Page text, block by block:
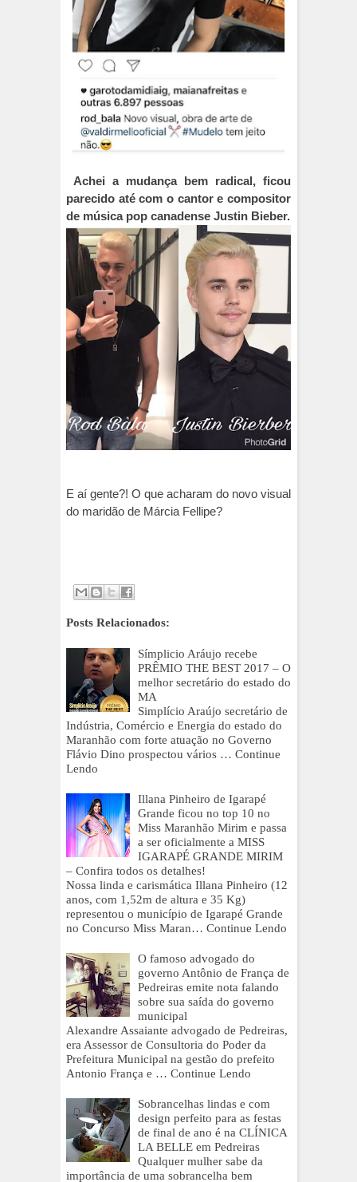
Achei a mudança bem radical, ficou
parecido até com o cantor e compositor
de música pop canadense Justin Bieber.
E aí gente?! O que acharam do novo visual
do maridão de Márcia Fellipe?
Posts Relacionados:
Símplicio Aráujo recebe
PRÊMIO THE BEST 2017 – O
melhor secretário do estado do
MA
Simplício Araújo secretário de
Indústria, Comércio e Energia do estado do
Maranhão com forte atuação no Governo
Flávio Dino prospectou vários … Continue
Lendo
Illana Pinheiro de Igarapé
Grande ficou no top 10 no
Miss Maranhão Mirim e passa
a ser oficialmente a MISS
IGARAPÉ GRANDE MIRIM
– Confira todos os detalhes!
Nossa linda e carismática Illana Pinheiro (12
anos, com 1,52m de altura e 35 Kg)
representou o município de Igarapé Grande
no Concurso Miss Maran… Continue Lendo
O famoso advogado do
governo Antônio de França de
Pedreiras emite nota falando
sobre sua saída do governo
municipal
Alexandre Assaiante advogado de Pedreiras,
era Assessor de Consultoria do Poder da
Prefeitura Municipal na gestão do prefeito
Antonio França e … Continue Lendo
Sobrancelhas lindas e com
design perfeito para as festas
de final de ano é na CLÍNICA
LA BELLE em Pedreiras
Qualquer mulher sabe da
importância de uma sobrancelha bem